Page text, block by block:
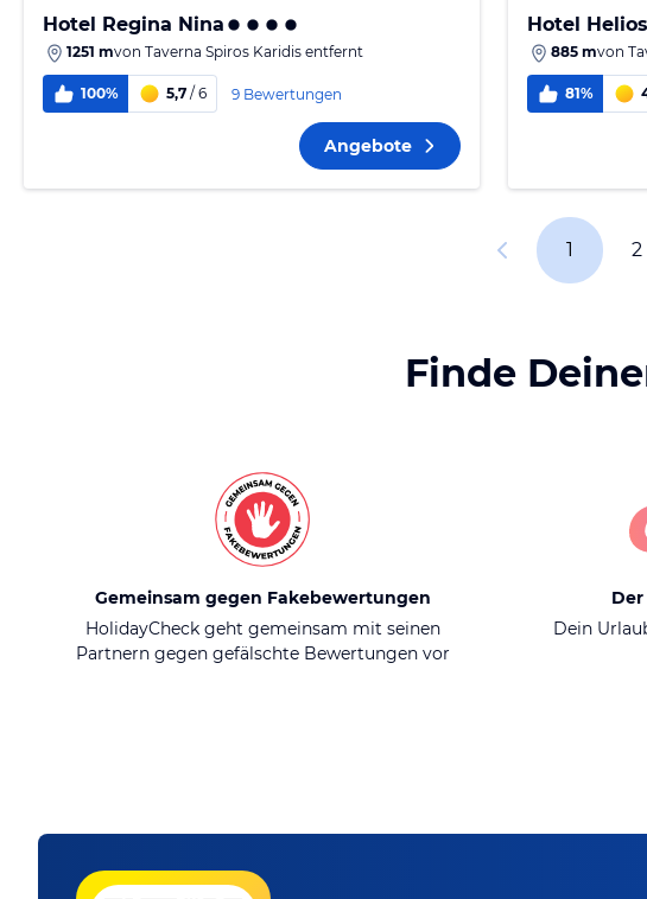
Hotel Regina Nina
1251 mvon Taverna Spiros Karidis entfernt
100% 5,7 / 6 9 Bewertungen
Angebote
Hotel
885 mvon
81%
1 2
Finde
Gemeinsam gegen Fakebewertungen
HolidayCheck geht gemeinsam mit seinen
Partnern gegen gefälschte Bewertungen vor
Dein